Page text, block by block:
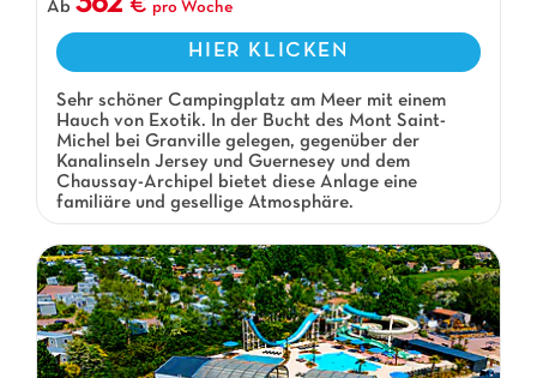
Ab
pro Woche
HIER KLICKEN
Sehr schöner Campingplatz am Meer mit einem
Hauch von Exotik. In der Bucht des Mont Saint-
Michel bei Granville gelegen, gegenüber der
Kanalinseln Jersey und Guernesey und dem
Chaussay-Archipel bietet diese Anlage eine
familiäre und gesellige Atmosphäre.